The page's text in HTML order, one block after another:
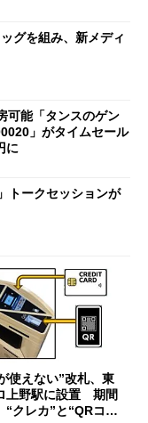
グを組み、新メディ
可能「タンスのゲン
」がタイムセール
に
トークセッションが
使えない”改札、東
上野駅に設置 期間
クレカ”と“QRコー